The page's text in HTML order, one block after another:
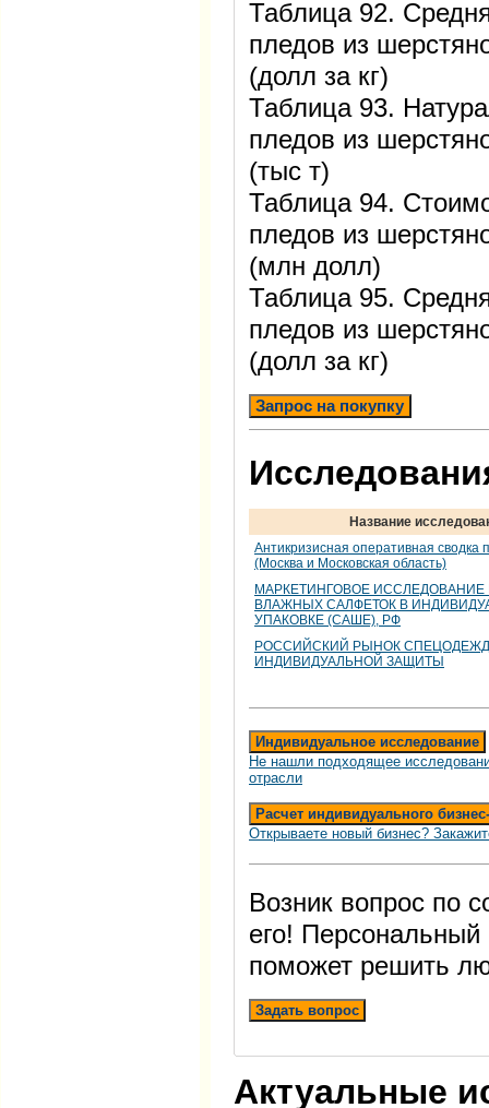
Таблица 92.
пледов из
(долл за кг)
Таблица 93.
пледов из
(тыс т)
Таблица 94.
пледов из
(млн долл)
Таблица 95.
пледов из
(долл за кг)
Запрос на покупку
Название
Антикризисная оперативная сводка
(Москва и Московская область)
МАРКЕТИНГОВОЕ ИССЛЕДОВАНИЕ
ВЛАЖНЫХ САЛФЕТОК В
УПАКОВКЕ (САШЕ), РФ
РОССИЙСКИЙ РЫНОК
ИНДИВИДУАЛЬНОЙ ЗАЩИТЫ
Индивидуальное исследование
Не нашли подходящее
отрасли
Расчет индивидуального
Открываете новый бизнес?
Возник вопрос по
его!
поможет решить
Задать вопрос
Актуальные